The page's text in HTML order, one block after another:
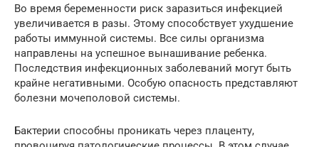
Во время беременности риск заразиться инфекцией
увеличивается в разы. Этому способствует ухудшение
работы иммунной системы. Все силы организма
направлены на успешное вынашивание ребенка.
Последствия инфекционных заболеваний могут быть
крайне негативными. Особую опасность представляют
болезни мочеполовой системы.
Бактерии способны проникать через плаценту,